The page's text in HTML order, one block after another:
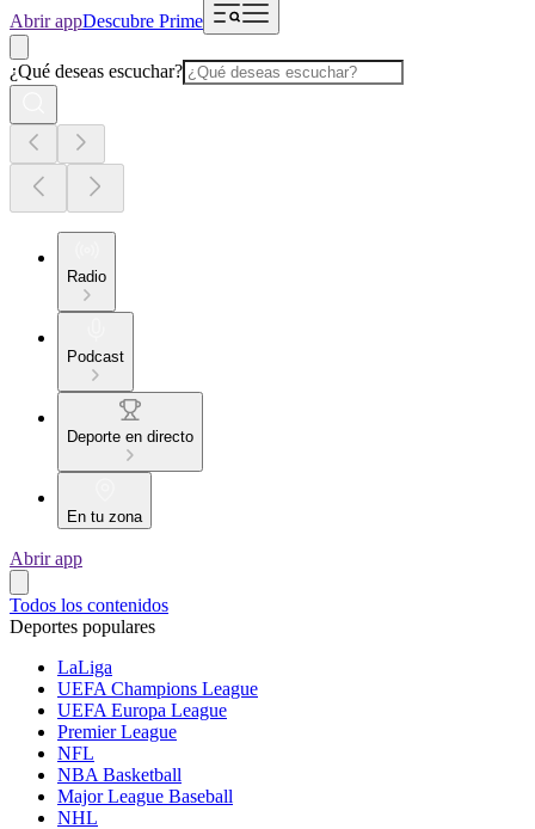
Abrir appDescubre Prime
¿Qué deseas escuchar?
Radio
Podcast
Deporte en directo
En tu zona
Abrir app
Todos los contenidos
Deportes populares
LaLiga
UEFA Champions League
UEFA Europa League
Premier League
NFL
NBA Basketball
Major League Baseball
NHL